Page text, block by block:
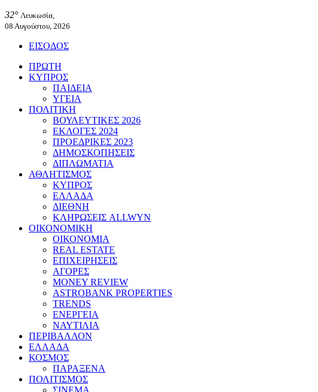
32° Λευκωσία,
08 Αυγούστου, 2026
ΕΙΣΟΔΟΣ
ΠΡΩΤΗ
ΚΥΠΡΟΣ
ΠΑΙΔΕΙΑ
ΥΓΕΙΑ
ΠΟΛΙΤΙΚΗ
ΒΟΥΛΕΥΤΙΚΕΣ 2026
ΕΚΛΟΓΕΣ 2024
ΠΡΟΕΔΡΙΚΕΣ 2023
ΔΗΜΟΣΚΟΠΗΣΕΙΣ
ΔΙΠΛΩΜΑΤΙΑ
ΑΘΛΗΤΙΣΜΟΣ
ΚΥΠΡΟΣ
ΕΛΛΑΔΑ
ΔΙΕΘΝΗ
ΚΛΗΡΩΣΕΙΣ ALLWYN
ΟΙΚΟΝΟΜΙΚΗ
ΟΙΚΟΝΟΜΙΑ
REAL ESTATE
ΕΠΙΧΕΙΡΗΣΕΙΣ
ΑΓΟΡΕΣ
MONEY REVIEW
ASTROBANK PROPERTIES
TRENDS
ΕΝΕΡΓΕΙΑ
ΝΑΥΤΙΛΙΑ
ΠΕΡΙΒΑΛΛΟΝ
ΕΛΛΑΔΑ
ΚΟΣΜΟΣ
ΠΑΡΑΞΕΝΑ
ΠΟΛΙΤΙΣΜΟΣ
ΣΙΝΕΜΑ